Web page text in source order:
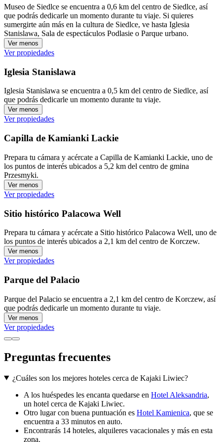
Museo de Siedlce se encuentra a 0,6 km del centro de Siedlce, así
que podrás dedicarle un momento durante tu viaje. Si quieres
sumergirte aún más en la cultura de Siedlce, ve hasta Iglesia
Stanislawa, Sala de espectáculos Podlasie o Parque urbano.
Ver menos
Ver propiedades
Iglesia Stanislawa
Iglesia Stanislawa se encuentra a 0,5 km del centro de Siedlce, así
que podrás dedicarle un momento durante tu viaje.
Ver menos
Ver propiedades
Capilla de Kamianki Lackie
Prepara tu cámara y acércate a Capilla de Kamianki Lackie, uno de
los puntos de interés ubicados a 5,2 km del centro de gmina
Przesmyki.
Ver menos
Ver propiedades
Sitio histórico Palacowa Well
Prepara tu cámara y acércate a Sitio histórico Palacowa Well, uno de
los puntos de interés ubicados a 2,1 km del centro de Korczew.
Ver menos
Ver propiedades
Parque del Palacio
Parque del Palacio se encuentra a 2,1 km del centro de Korczew, así
que podrás dedicarle un momento durante tu viaje.
Ver menos
Ver propiedades
Preguntas frecuentes
¿Cuáles son los mejores hoteles cerca de Kajaki Liwiec?
A los huéspedes les encanta quedarse en Hotel Aleksandria,
un hotel cerca de Kajaki Liwiec.
Otro lugar con buena puntuación es Hotel Kamienica, que se
encuentra a 33 minutos en auto.
Encontrarás 14 hoteles, alquileres vacacionales y más en esta
zona.